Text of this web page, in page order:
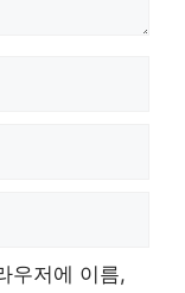
우저에 이름,